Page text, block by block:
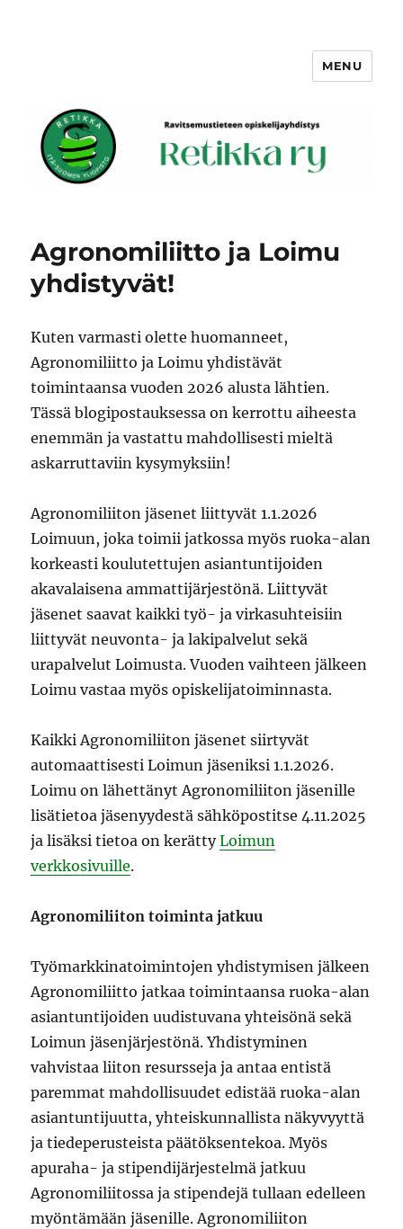
MENU
Agronomiliitto ja Loimu
yhdistyvät!
Kuten varmasti olette huomanneet,
Agronomiliitto ja Loimu yhdistävät
toimintaansa vuoden 2026 alusta lähtien.
Tässä blogipostauksessa on kerrottu aiheesta
enemmän ja vastattu mahdollisesti mieltä
askarruttaviin kysymyksiin!
Agronomiliiton jäsenet liittyvät 1.1.2026
Loimuun, joka toimii jatkossa myös ruoka-alan
korkeasti koulutettujen asiantuntijoiden
akavalaisena ammattijärjestönä. Liittyvät
jäsenet saavat kaikki työ- ja virkasuhteisiin
liittyvät neuvonta- ja lakipalvelut sekä
urapalvelut Loimusta. Vuoden vaihteen jälkeen
Loimu vastaa myös opiskelijatoiminnasta.
Kaikki Agronomiliiton jäsenet siirtyvät
automaattisesti Loimun jäseniksi 1.1.2026.
Loimu on lähettänyt Agronomiliiton jäsenille
lisätietoa jäsenyydestä sähköpostitse 4.11.2025
ja lisäksi tietoa on kerättyLoimun
verkkosivuille.
Agronomiliiton toiminta jatkuu
Työmarkkinatoimintojen yhdistymisen jälkeen
Agronomiliitto jatkaa toimintaansa ruoka-alan
asiantuntijoiden uudistuvana yhteisönä sekä
Loimun jäsenjärjestönä. Yhdistyminen
vahvistaa liiton resursseja ja antaa entistä
paremmat mahdollisuudet edistää ruoka-alan
asiantuntijuutta, yhteiskunnallista näkyvyyttä
ja tiedeperusteista päätöksentekoa. Myös
apuraha- ja stipendijärjestelmä jatkuu
Agronomiliitossa ja stipendejä tullaan edelleen
myöntämään jäsenille. Agronomiliiton